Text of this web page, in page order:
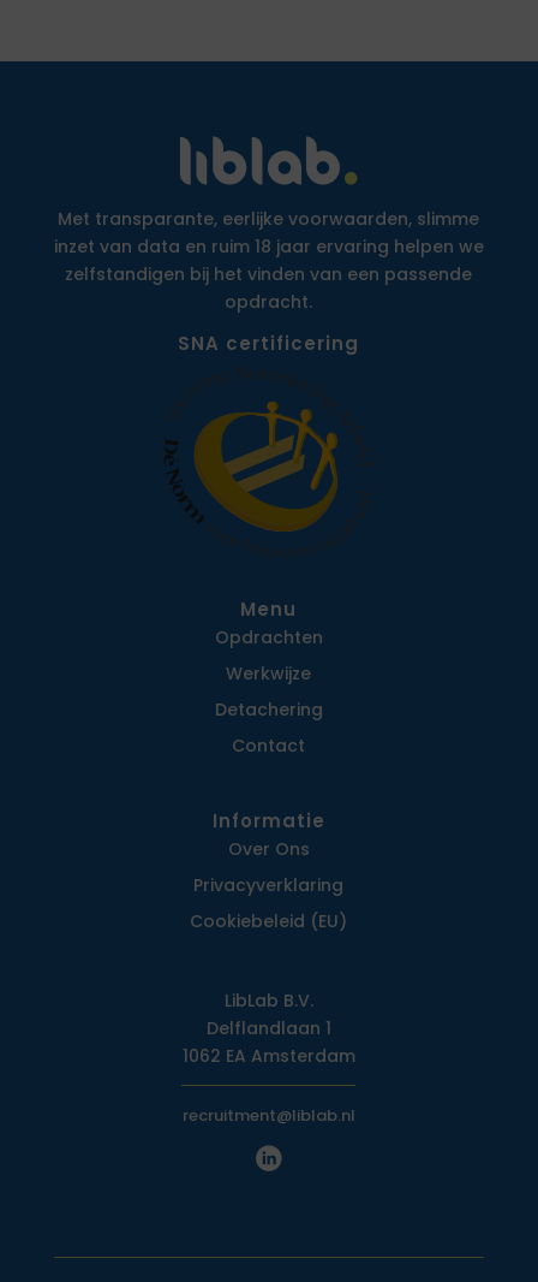
Met transparante, eerlijke voorwaarden, slimme
inzet van data en ruim 18 jaar ervaring helpen we
zelfstandigen bij het vinden van een passende
opdracht.
SNA certificering
Menu
Opdrachten
Werkwijze
Detachering
Contact
Informatie
Over Ons
Privacy­verklaring
Cookiebeleid (EU)
LibLab B.V.
Delflandlaan 1
1062 EA Amsterdam
recruitment@liblab.nl